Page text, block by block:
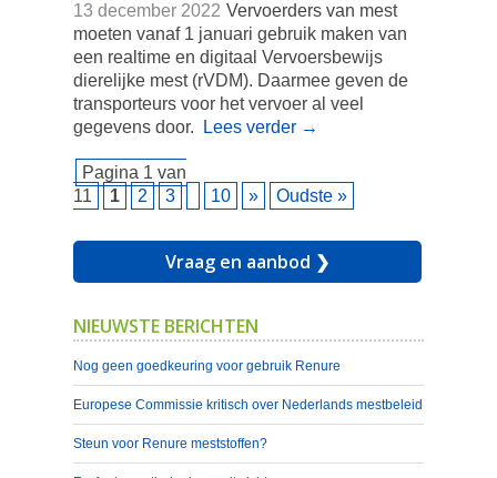
13 december 2022 Vervoerders van mest
moeten vanaf 1 januari gebruik maken van
een realtime en digitaal Vervoersbewijs
dierelijke mest (rVDM). Daarmee geven de
transporteurs voor het vervoer al veel
gegevens door.
Lees verder →
Pagina 1 van
11
1 2 3 10 » Oudste »
Vraag en aanbod ❯
NIEUWSTE BERICHTEN
Nog geen goedkeuring voor gebruik Renure
Europese Commissie kritisch over Nederlands mestbeleid
Steun voor Renure meststoffen?